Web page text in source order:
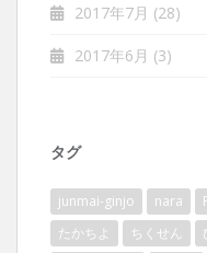
2017年7月 (28)
2017年6月 (3)
タグ
junmai-ginjo nara
たかちよ
ちくせん